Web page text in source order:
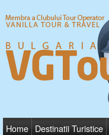
Home Destinatii Turistice